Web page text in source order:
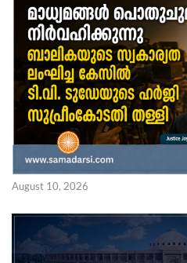
August 10, 2026